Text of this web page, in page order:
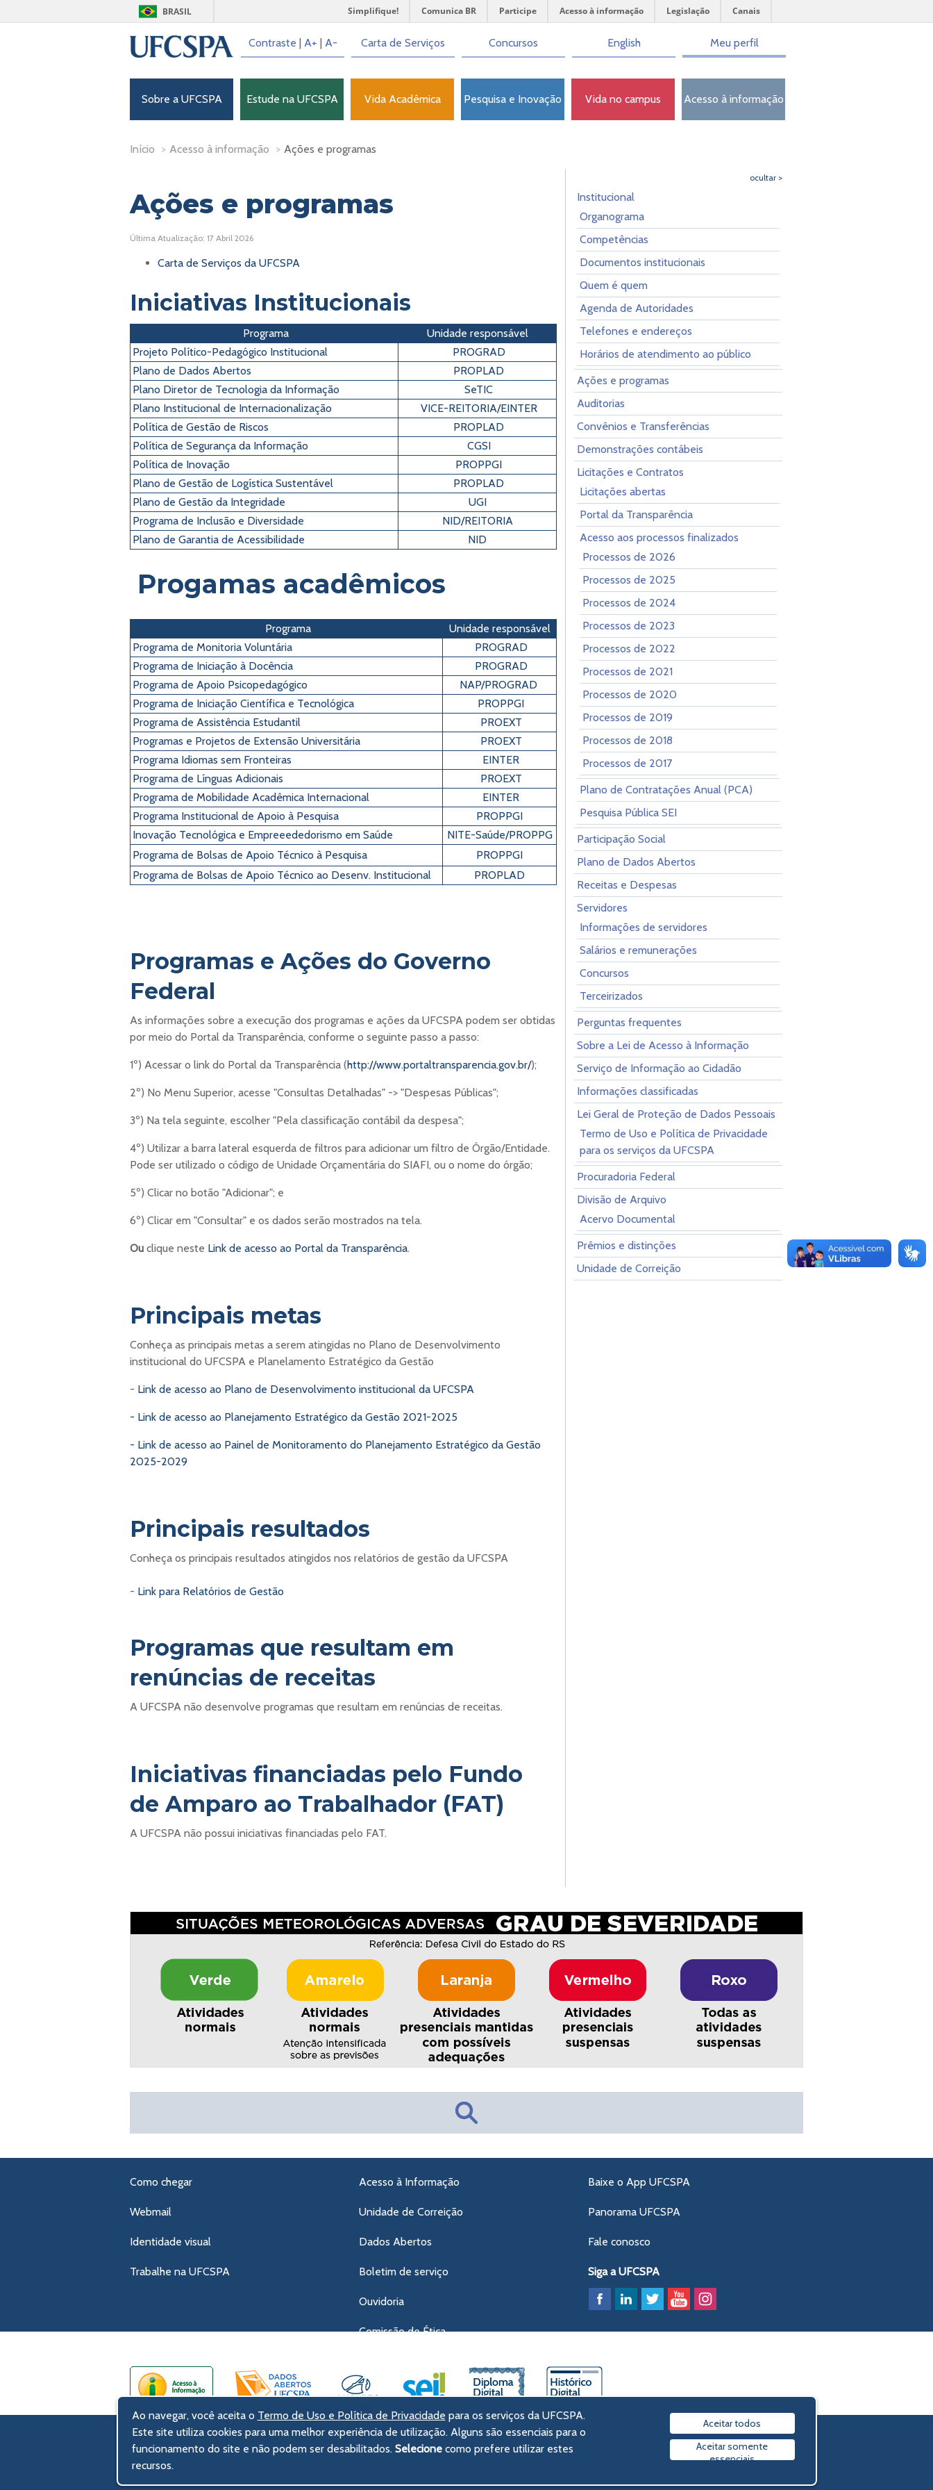
BRASIL Simplifique! Comunica BR Participe Acesso à informação Legislação Canais
Contraste | A+ | A- Carta de Serviços Concursos English Meu perfil
Sobre a UFCSPA Estude na UFCSPA Vida Acadêmica Pesquisa e Inovação Vida no campus Acesso à informação
Início > Acesso à informação > Ações e programas
Ações e programas
Última Atualização: 17 Abril 2026
Carta de Serviços da UFCSPA
Iniciativas Institucionais
Programa
Unidade responsável
Projeto Político-Pedagógico Institucional
PROGRAD
Plano de Dados Abertos
PROPLAD
Plano Diretor de Tecnologia da Informação
SeTIC
Plano Institucional de Internacionalização
VICE-REITORIA/EINTER
Política de Gestão de Riscos
PROPLAD
Política de Segurança da Informação
CGSI
Política de Inovação
PROPPGI
Plano de Gestão de Logística Sustentável
PROPLAD
Plano de Gestão da Integridade
UGI
Programa de Inclusão e Diversidade
NID/REITORIA
Plano de Garantia de Acessibilidade
NID
Progamas acadêmicos
Programa
Unidade responsável
Programa de Monitoria Voluntária
PROGRAD
Programa de Iniciação à Docência
PROGRAD
Programa de Apoio Psicopedagógico
NAP/PROGRAD
Programa de Iniciação Científica e Tecnológica
PROPPGI
Programa de Assistência Estudantil
PROEXT
Programas e Projetos de Extensão Universitária
PROEXT
Programa Idiomas sem Fronteiras
EINTER
Programa de Línguas Adicionais
PROEXT
Programa de Mobilidade Acadêmica Internacional
EINTER
Programa Institucional de Apoio à Pesquisa
PROPPGI
Inovação Tecnológica e Empreeededorismo em Saúde
NITE-Saúde/PROPPG
Programa de Bolsas de Apoio Técnico à Pesquisa
PROPPGI
Programa de Bolsas de Apoio Técnico ao Desenv. Institucional
PROPLAD
Programas e Ações do Governo
Federal
As informações sobre a execução dos programas e ações da UFCSPA podem ser obtidas
por meio do Portal da Transparência, conforme o seguinte passo a passo:
1º) Acessar o link do Portal da Transparência (http://www.portaltransparencia.gov.br/);
2º) No Menu Superior, acesse "Consultas Detalhadas" -> "Despesas Públicas";
3º) Na tela seguinte, escolher "Pela classificação contábil da despesa";
4º) Utilizar a barra lateral esquerda de filtros para adicionar um filtro de Órgão/Entidade.
Pode ser utilizado o código de Unidade Orçamentária do SIAFI, ou o nome do órgão;
5º) Clicar no botão "Adicionar"; e
6º) Clicar em "Consultar" e os dados serão mostrados na tela.
Ou clique neste Link de acesso ao Portal da Transparência.
Principais metas
Conheça as principais metas a serem atingidas no Plano de Desenvolvimento
institucional do UFCSPA e Planelamento Estratégico da Gestão
- Link de acesso ao Plano de Desenvolvimento institucional da UFCSPA
- Link de acesso ao Planejamento Estratégico da Gestão 2021-2025
- Link de acesso ao Painel de Monitoramento do Planejamento Estratégico da Gestão
2025-2029
Principais resultados
Conheça os principais resultados atingidos nos relatórios de gestão da UFCSPA
- Link para Relatórios de Gestão
Programas que resultam em
renúncias de receitas
A UFCSPA não desenvolve programas que resultam em renúncias de receitas.
Iniciativas financiadas pelo Fundo
de Amparo ao Trabalhador (FAT)
A UFCSPA não possui iniciativas financiadas pelo FAT.
ocultar >
Institucional
Organograma
Competências
Documentos institucionais
Quem é quem
Agenda de Autoridades
Telefones e endereços
Horários de atendimento ao público
Ações e programas
Auditorias
Convênios e Transferências
Demonstrações contábeis
Licitações e Contratos
Licitações abertas
Portal da Transparência
Acesso aos processos finalizados
Processos de 2026
Processos de 2025
Processos de 2024
Processos de 2023
Processos de 2022
Processos de 2021
Processos de 2020
Processos de 2019
Processos de 2018
Processos de 2017
Plano de Contratações Anual (PCA)
Pesquisa Pública SEI
Participação Social
Plano de Dados Abertos
Receitas e Despesas
Servidores
Informações de servidores
Salários e remunerações
Concursos
Terceirizados
Perguntas frequentes
Sobre a Lei de Acesso à Informação
Serviço de Informação ao Cidadão
Informações classificadas
Lei Geral de Proteção de Dados Pessoais
Termo de Uso e Política de Privacidade
para os serviços da UFCSPA
Procuradoria Federal
Divisão de Arquivo
Acervo Documental
Prêmios e distinções
Unidade de Correição
Como chegar
Webmail
Identidade visual
Trabalhe na UFCSPA
Acesso à Informação
Unidade de Correição
Dados Abertos
Boletim de serviço
Ouvidoria
Comissão de Ética
Baixe o App UFCSPA
Panorama UFCSPA
Fale conosco
Siga a UFCSPA
UFCSPA – Universidade Federal de Ciências da Saúde de Porto Alegre
Rua Sarmento Leite, 245 - Centro Histórico
Política de privacidade
© 2009-2026 UFCSPA
Ao navegar, você aceita o Termo de Uso e Política de Privacidade para os serviços da UFCSPA.
Este site utiliza cookies para uma melhor experiência de utilização. Alguns são essenciais para o
funcionamento do site e não podem ser desabilitados. Selecione como prefere utilizar estes
recursos.
Aceitar todos
Aceitar somente
essenciais